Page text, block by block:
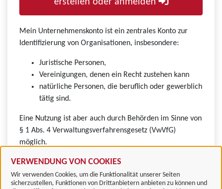
VERWENDUNG VON COOKIES
Wir verwenden Cookies, um die Funktionalität unserer Seiten
sicherzustellen, Funktionen von Drittanbietern anbieten zu können und
erstellen oder anmelden
Mein Unternehmenskonto ist ein zentrales Konto zur
Identifizierung von Organisationen, insbesondere:
Juristische Personen,
Vereinigungen, denen ein Recht zustehen kann
natürliche Personen, die beruflich oder gewerblich
tätig sind.
Eine Nutzung ist aber auch durch Behörden im Sinne von
§ 1 Abs. 4 Verwaltungsverfahrensgesetz (VwVfG)
möglich.